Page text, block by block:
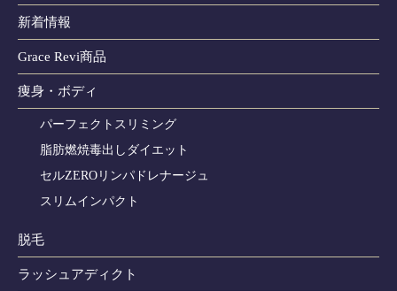
新着情報
Grace Revi商品
痩身・ボディ
パーフェクトスリミング
脂肪燃焼毒出しダイエット
セルZEROリンパドレナージュ
スリムインパクト
脱毛
ラッシュアディクト